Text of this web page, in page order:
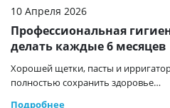
10 Апреля 2026
Профессиональная
делать каждые 6 месяцев
Хорошей щетки, пасты и
полностью сохранить здоровье…
Подробнее